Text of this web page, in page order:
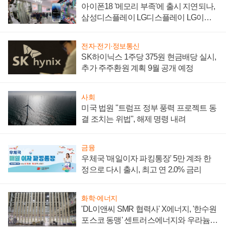
아이폰18 '메모리 부족'에 출시 지연되나,
삼성디스플레이 LG디스플레이 LG이노
전자·전기·정보통신
SK하이닉스 1주당 375원 현금배당 실시,
추가 주주환원 계획 9월 공개 예정
사회
미국 법원 "트럼프 정부 풍력 프로젝트 동
결 조치는 위법", 해제 명령 내려
금융
우체국 '매일이자 파킹통장' 5만 계좌 한
정으로 다시 출시, 최고 연 2.0% 금리
화학·에너지
'DL이앤씨 SMR 협력사' X에너지, '한수원
포스코 동맹' 센트러스에너지와 우라늄